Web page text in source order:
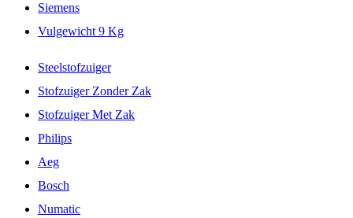
Siemens
Vulgewicht 9 Kg
Steelstofzuiger
Stofzuiger Zonder Zak
Stofzuiger Met Zak
Philips
Aeg
Bosch
Numatic